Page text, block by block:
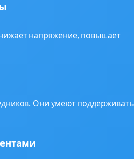
напряжение, повышает
Они умеют поддерживать